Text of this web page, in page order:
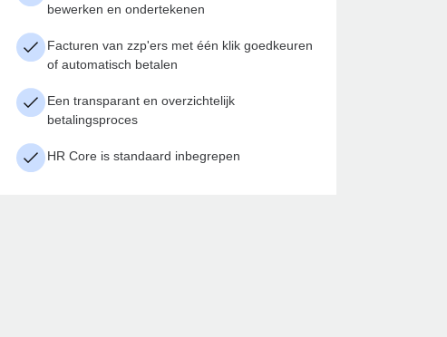
bewerken en ondertekenen
Facturen van zzp'ers met één klik goedkeuren
of automatisch betalen
Een transparant en overzichtelijk
betalingsproces
HR Core is standaard inbegrepen